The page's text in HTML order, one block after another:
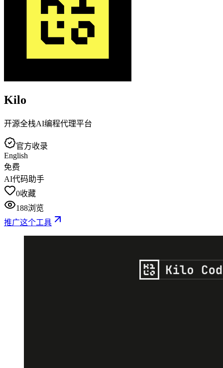
Kilo
开源全栈AI编程代理平台
官方收录
English
免费
AI代码助手
0收藏
188浏览
推广这个工具